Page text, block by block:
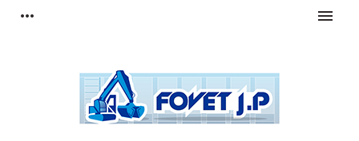
more_horiz menu